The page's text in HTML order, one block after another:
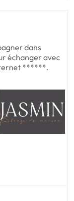
dans
échanger avec
******.